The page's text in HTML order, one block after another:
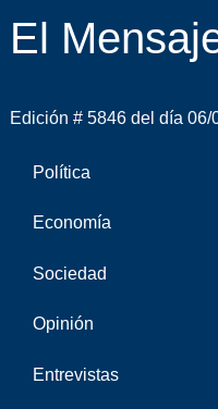
El
Edición # 5846 del día 06/
Política
Economía
Sociedad
Opinión
Entrevistas